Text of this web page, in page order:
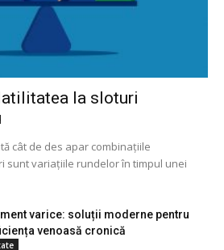
la sloturi
cât de des apar combinațiile
sunt variațiile rundelor în timpul unei
varice: soluții moderne pentru
venoasă cronică